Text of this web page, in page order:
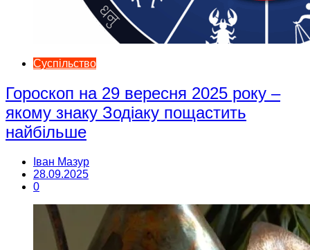
Суспільство
Гороскоп на 29 вересня 2025 року –
якому знаку Зодіаку пощастить
найбільше
Іван Мазур
28.09.2025
0